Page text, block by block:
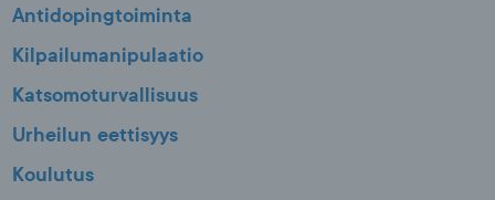
Antidopingtoiminta
Kilpailumanipulaatio
Katsomoturvallisuus
Urheilun eettisyys
Koulutus